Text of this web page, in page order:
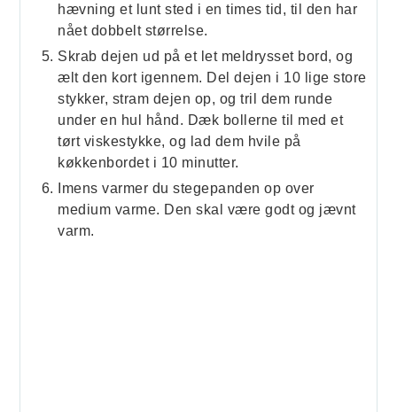
hævning et lunt sted i en times tid, til den har
nået dobbelt størrelse.
Skrab dejen ud på et let meldrysset bord, og
ælt den kort igennem. Del dejen i 10 lige store
stykker, stram dejen op, og tril dem runde
under en hul hånd. Dæk bollerne til med et
tørt viskestykke, og lad dem hvile på
køkkenbordet i 10 minutter.
Imens varmer du stegepanden op over
medium varme. Den skal være godt og jævnt
varm.